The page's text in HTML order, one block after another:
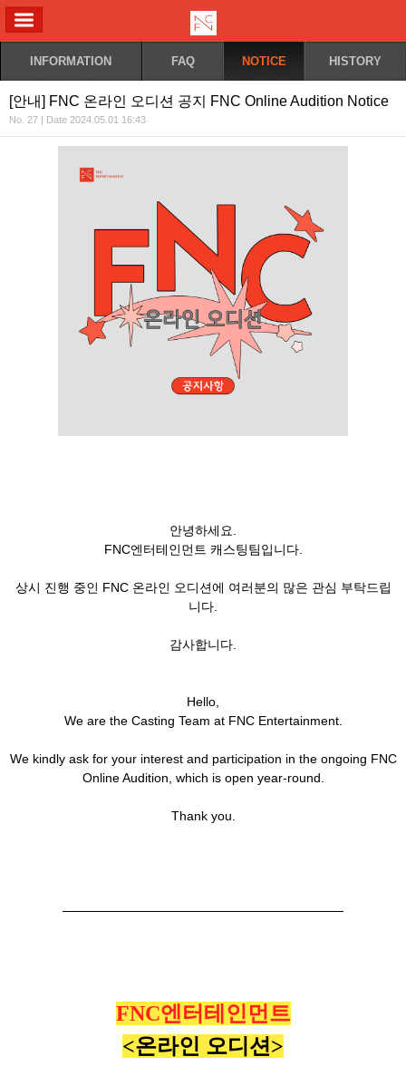
INFORMATION FAQ NOTICE HISTORY
[안내] FNC 온라인 오디션 공지 FNC Online Audition Notice
No. 27 | Date 2024.05.01 16:43
안녕하세요.
FNC엔터테인먼트 캐스팅팀입니다.
상시 진행 중인 FNC 온라인 오디션에 여러분의 많은 관심 부탁드립
니다.
감사합니다.
Hello,
We are the Casting Team at FNC Entertainment.
We kindly ask for your interest and participation in the ongoing FNC
Online Audition, which is open year-round.
Thank you.
───────────────────────────────
FNC엔터테인먼트
<온라인 오디션>